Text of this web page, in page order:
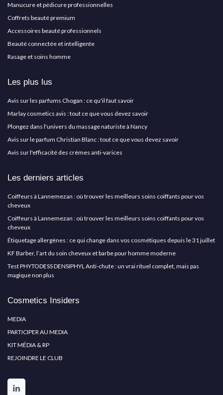
Manucure et pédicure professionnelles
Coffrets beauté premium
Accessoires beauté professionnels
Beauté connectée et intelligente
Rasage et soins homme
Les plus lus
Avis sur les parfums Chogan : ce qu'il faut savoir
Marlay cosmetics avis : tout ce que vous devez savoir
Plongez dans l'univers du massage naturiste à Nancy
Avis sur le parfum Christian Blanc : tout ce que vous devez savoir
Avis sur l'efficacité des crèmes anti-varices
Les derniers articles
Coiffeurs à Lannemezan : où trouver les meilleurs soins coiffants pour vos
cheveux
Coiffeurs à Lannemezan : où trouver les meilleurs soins coiffants pour vos
cheveux
Étiquetage allergènes : ce qui change dans vos cosmétiques depuis le 31 juillet
KF Barber, l’art du soin cheveux et barbe pour homme moderne
Test PHYTODESS DENSIPHYL Anti-chute : un vrai rituel complet, mais pas
magique non plus
Cosmetics Insiders
MEDIA
PARTICIPER AU MEDIA
KIT MÉDIA & RP
REJOINDRE LE CLUB